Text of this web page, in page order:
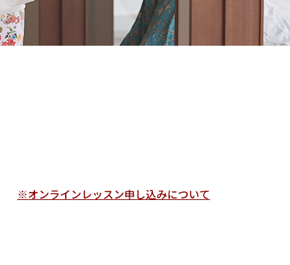
※オンラインレッスン申し込みについて